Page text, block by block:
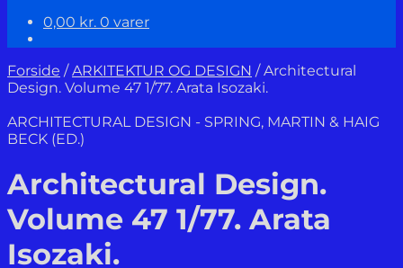
0,00 kr. 0 varer
Forside /ARKITEKTUR OG DESIGN /Architectural
Design. Volume 47 1/77. Arata Isozaki.
ARCHITECTURAL DESIGN - SPRING, MARTIN & HAIG
BECK (ED.)
Architectural Design.
Volume 47 1/77. Arata
Isozaki.